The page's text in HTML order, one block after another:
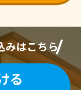
みはこちら